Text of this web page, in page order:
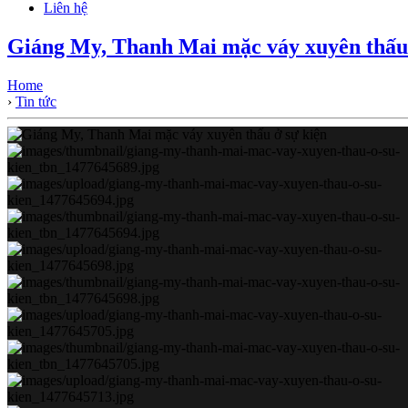
Liên hệ
Giáng My, Thanh Mai mặc váy xuyên
Home
› Tin tức